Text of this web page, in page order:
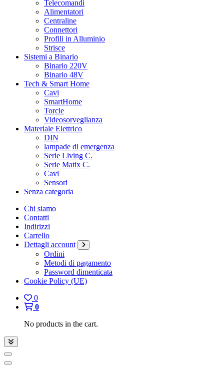
Telecomandi
Alimentatori
Centraline
Connettori
Profili in Alluminio
Strisce
Sistemi a Binario
Binario 220V
Binario 48V
Tech & Smart Home
Cavi
SmartHome
Torcie
Videosorveglianza
Materiale Elettrico
DIN
lampade di emergenza
Serie Living C.
Serie Matix C.
Cavi
Sensori
Senza categoria
Chi siamo
Contatti
Indirizzi
Carrello
Dettagli account
Ordini
Metodi di pagamento
Password dimenticata
Cookie Policy (UE)
0
0
No products in the cart.